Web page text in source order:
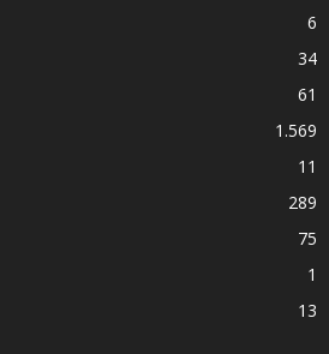
6
34
61
1.569
11
289
75
1
13